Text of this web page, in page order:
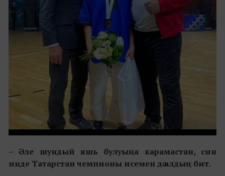
– Әле шундый яшь булуыңа карамастан, син
инде Татарстан чемпионы исемен дә алдың бит.